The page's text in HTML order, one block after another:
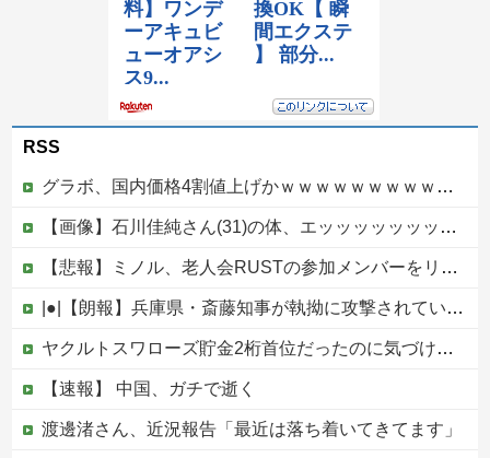
RSS
グラボ、国内価格4割値上げかｗｗｗｗｗｗｗｗｗｗｗｗｗｗｗｗ
【画像】石川佳純さん(31)の体、エッッッッッッッッッッッッッッッッッ！
【悲報】ミノル、老人会RUSTの参加メンバーをリークしていた模様…
|●|【朗報】兵庫県・斎藤知事が執拗に攻撃されている理由判明、県民も知らなかった「多額の費用が発生する状況」を一斉排除
ヤクルトスワローズ貯金2桁首位だったのに気づけば4位DeNAとゲーム差0他
【速報】 中国、ガチで逝く
渡邊渚さん、近況報告「最近は落ち着いてきてます」